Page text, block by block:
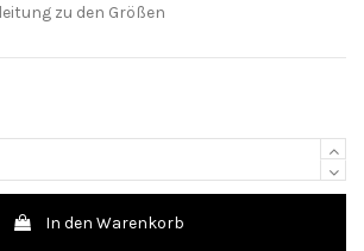
zu den Größen
In den Warenkorb